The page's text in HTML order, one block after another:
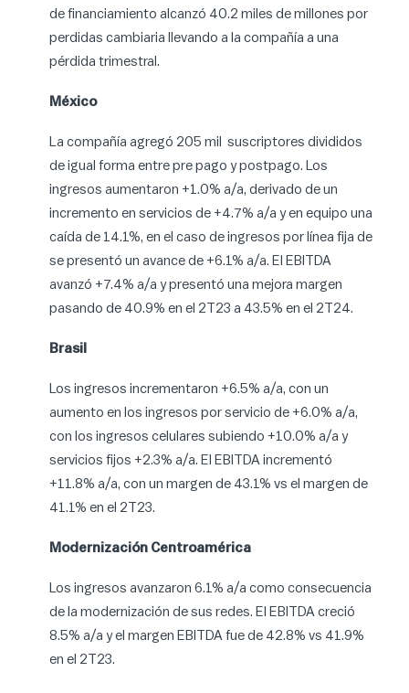
de financiamiento alcanzó 40.2 miles de millones por
perdidas cambiaria llevando a la compañía a una
pérdida trimestral.
México
La compañía agregó 205 mil suscriptores divididos
de igual forma entre pre pago y postpago. Los
ingresos aumentaron +1.0% a/a, derivado de un
incremento en servicios de +4.7% a/a y en equipo una
caída de 14.1%, en el caso de ingresos por línea fija de
se presentó un avance de +6.1% a/a. El EBITDA
avanzó +7.4% a/a y presentó una mejora margen
pasando de 40.9% en el 2T23 a 43.5% en el 2T24.
Brasil
Los ingresos incrementaron +6.5% a/a, con un
aumento en los ingresos por servicio de +6.0% a/a,
con los ingresos celulares subiendo +10.0% a/a y
servicios fijos +2.3% a/a. El EBITDA incrementó
+11.8% a/a, con un margen de 43.1% vs el margen de
41.1% en el 2T23.
Modernización Centroamérica
Los ingresos avanzaron 6.1% a/a como consecuencia
de la modernización de sus redes. El EBITDA creció
8.5% a/a y el margen EBITDA fue de 42.8% vs 41.9%
en el 2T23.